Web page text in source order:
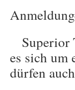
Superior
es sich um
dürfen